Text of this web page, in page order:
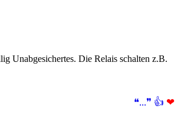
Unabgesichertes. Die Relais schalten z.B.
❝...❞ 👍 ❤